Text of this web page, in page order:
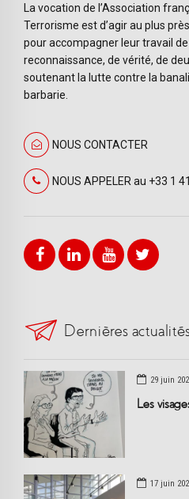
La vocation de l’Association
Terrorisme est d’agir au plus
pour accompagner leur travail
reconnaissance, de vérité, de
soutenant la lutte contre la
barbarie.
NOUS CONTACTER
NOUS APPELER au +33 1
Dernières
29 juin
Les
17 juin